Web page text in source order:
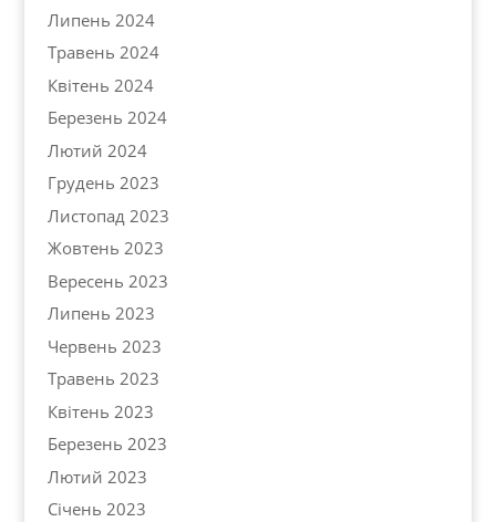
Липень 2024
Травень 2024
Квітень 2024
Березень 2024
Лютий 2024
Грудень 2023
Листопад 2023
Жовтень 2023
Вересень 2023
Липень 2023
Червень 2023
Травень 2023
Квітень 2023
Березень 2023
Лютий 2023
Січень 2023